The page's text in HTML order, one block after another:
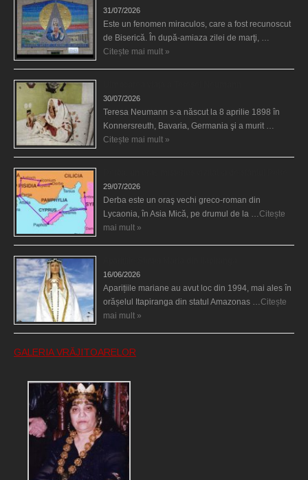
31/07/2026
Este un fenomen miraculos, care a fost recunoscut
de Biserică. În după-amiaza zilei de marţi, …
Citește mai mult »
30/07/2026
Teresa Neumann s-a născut la 8 aprilie 1898 în
Konnersreuth, Bavaria, Germania şi a murit …
Citește mai mult »
29/07/2026
Derba este un oraş vechi greco-roman din
Lycaonia, în Asia Mică, pe drumul de la …Citește
mai mult »
16/06/2026
Aparițiile mariane au avut loc din 1994, mai ales în
orășelul Itapiranga din statul Amazonas …Citește
mai mult »
GALERIA VRĂJITOARELOR